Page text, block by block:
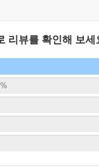
리뷰를 확인해 보세